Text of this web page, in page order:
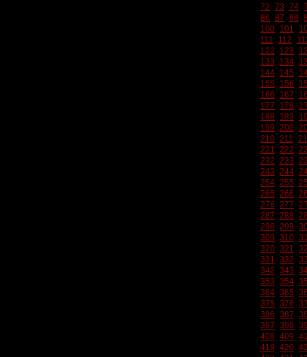
72 73 74
86 87 88
100 101
111
112
122
123
133
134
144 145
155
156
166
167
177
178
188
189
199 200
210 211
221 222
232 233
243 244
254 255
265 266
276 277
287 288
298 299
309 310
320 321
331 332
342 343
353 354
364 365
375 376
386 387
397 398
408 409
419 420